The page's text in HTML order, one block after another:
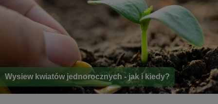
Wysiew kwiatów jednorocznych - jak i kiedy?